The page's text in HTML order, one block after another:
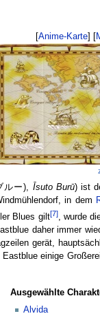
Anime-Karte] [
ルー), Īsuto Burū) ist
in dem
Blues gilt[7], wurde
daher immer
gerät,
einige
Ausgewählte
Alvida